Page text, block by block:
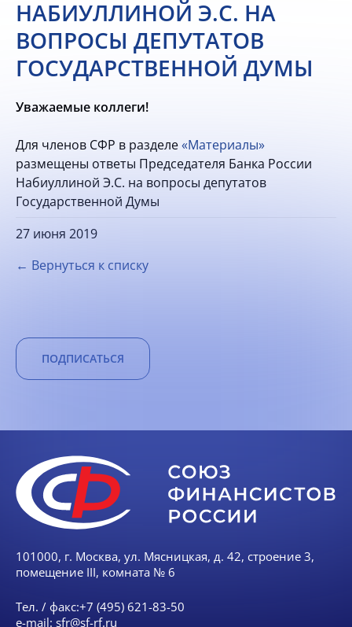
НАБИУЛЛИНОЙ Э.С. НА
ВОПРОСЫ ДЕПУТАТОВ
ГОСУДАРСТВЕННОЙ ДУМЫ
Уважаемые коллеги!
Для членов СФР в разделе«Материалы»
размещены ответы Председателя Банка России
Набиуллиной Э.С. на вопросы депутатов
Государственной Думы
27 июня 2019
← Вернуться к списку
ПОДПИСАТЬСЯ
101000, г. Москва, ул. Мясницкая, д. 42, строение 3,
помещение III, комната № 6
Тел. / факс:+7 (495) 621-83-50
e-mail: sfr@sf-rf.ru